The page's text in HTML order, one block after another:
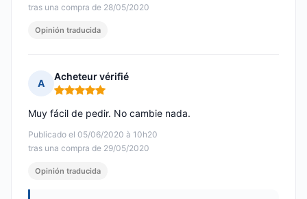
tras una compra de 28/05/2020
Opinión traducida
A
Acheteur vérifié
Nota: 5 de 5
Publicado el 05/06/2020 à 10h20
tras una compra de 29/05/2020
Muy fácil de pedir. No cambie nada.
Opinión traducida